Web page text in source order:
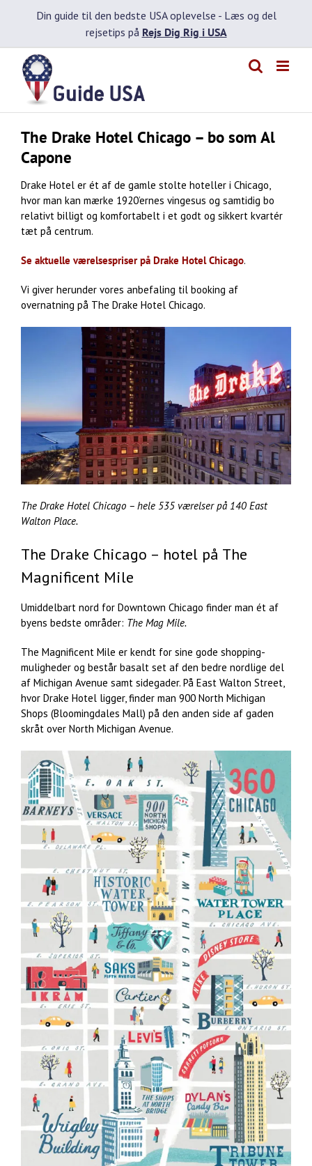
Din guide til den bedste USA oplevelse - Læs og del
rejsetips på Rejs Dig Rig i USA
The Drake Hotel Chicago – bo som Al
Capone
Drake Hotel er ét af de gamle stolte hoteller i Chicago,
hvor man kan mærke 1920’ernes vingesus og samtidig bo
relativt billigt og komfortabelt i et godt og sikkert kvartér
tæt på centrum.
Se aktuelle værelsespriser på Drake Hotel Chicago.
Vi giver herunder vores anbefaling til booking af
overnatning på The Drake Hotel Chicago.
The Drake Hotel Chicago – hele 535 værelser på 140 East
Walton Place.
The Drake Chicago – hotel på The
Magnificent Mile
Umiddelbart nord for Downtown Chicago finder man ét af
byens bedste områder: The Mag Mile.
The Magnificent Mile er kendt for sine gode shopping-
muligheder og består basalt set af den bedre nordlige del
af Michigan Avenue samt sidegader. På East Walton Street,
hvor Drake Hotel ligger, finder man 900 North Michigan
Shops (Bloomingdales Mall) på den anden side af gaden
skråt over North Michigan Avenue.